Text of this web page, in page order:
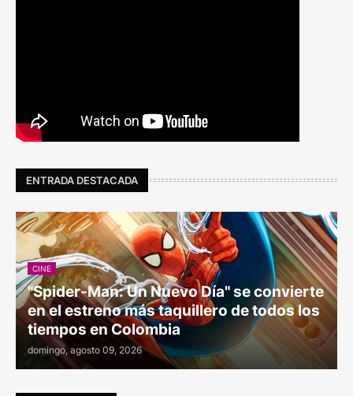
ENTRADA DESTACADA
CINE
"Spider-Man: Un Nuevo Día" se convierte
en el estreno más taquillero de todos los
tiempos en Colombia
domingo, agosto 09, 2026